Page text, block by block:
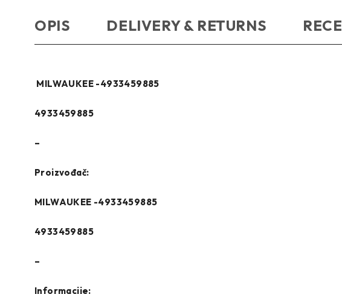
OPIS DELIVERY & RETURNS
MILWAUKEE -4933459885
4933459885
–
Proizvođač:
MILWAUKEE -4933459885
4933459885
–
Informacije: